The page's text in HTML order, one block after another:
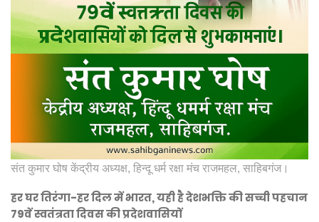
संत कुमार घोष केंद्रीय अध्यक्ष, हिन्दू धर्म रक्षा मंच राजमहल, साहिबगंज।
हर घर तिरंगा-हर दिल में भारत, यही है देशभक्ति की सच्ची पहचान
79वें स्वतंत्रता दिवस की प्रदेशवासियों